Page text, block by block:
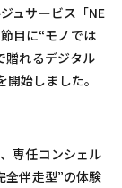
ュサービス「NE
目に“モノでは
贈れるデジタル
始しました。
専任コンシェル
全伴走型”の体験